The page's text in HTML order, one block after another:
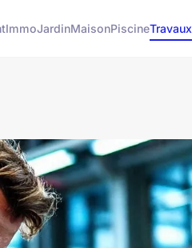
ImmoJardinMaisonPiscineTravaux